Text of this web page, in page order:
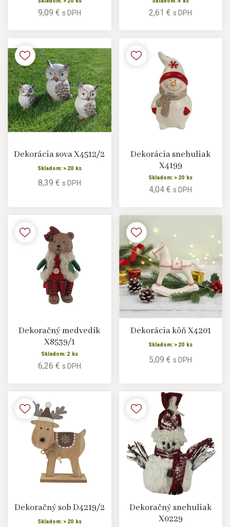
9,09 € s DPH 2,61 €s DPH
Dekorácia sova X4512/2
Skladom: > 20 ks
8,39 € s DPH
Dekorácia snehuliak
X4199
Skladom: > 20 ks
4,04 €s DPH
Dekoračný medvedík
X8539/1
Skladom: 2 ks
6,26 € s DPH
Dekorácia kôň X4201
Skladom: > 20 ks
5,09 €s DPH
Dekoračný sob D4219/2
Skladom: > 20 ks
Dekoračný snehuliak
X0229